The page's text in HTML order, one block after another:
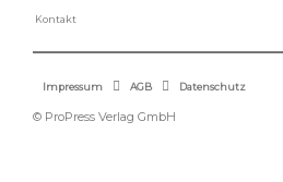
Kontakt
Impressum AGB Datenschutz
© ProPress Verlag GmbH